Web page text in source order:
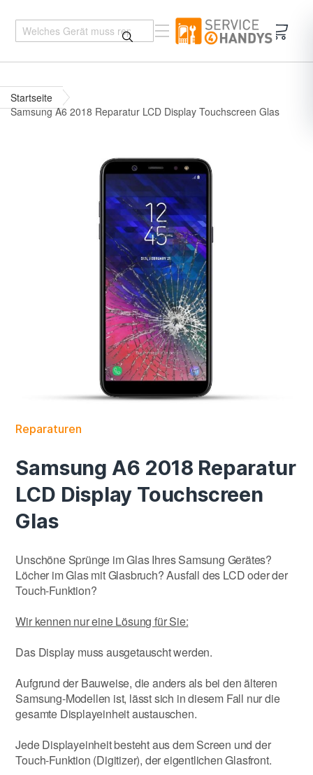
Startseite
Samsung A6 2018 Reparatur LCD Display Touchscreen Glas
Reparaturen
Samsung A6 2018 Reparatur
LCD Display Touchscreen
Glas
Unschöne Sprünge im Glas Ihres Samsung Gerätes?
Löcher im Glas mit Glasbruch? Ausfall des LCD oder der
Touch-Funktion?
Wir kennen nur eine Lösung für Sie:
Das Display muss ausgetauscht werden.
Aufgrund der Bauweise, die anders als bei den älteren
Samsung-Modellen ist, lässt sich in diesem Fall nur die
gesamte Displayeinheit austauschen.
Jede Displayeinheit besteht aus dem Screen und der
Touch-Funktion (Digitizer), der eigentlichen Glasfront.